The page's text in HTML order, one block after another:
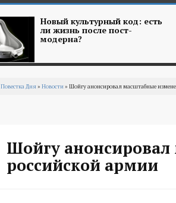
Новый культурный код: есть
ли жизнь после пост-
модерна?
Повестка Дня» Новости» Шойгу анонсировал масштабные
Шойгу
российской армии